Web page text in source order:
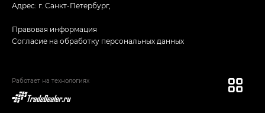
Адрес: г. Санкт-Петербург,
Правовая информация
Согласие на обработку персональных данных
Работает на технологиях